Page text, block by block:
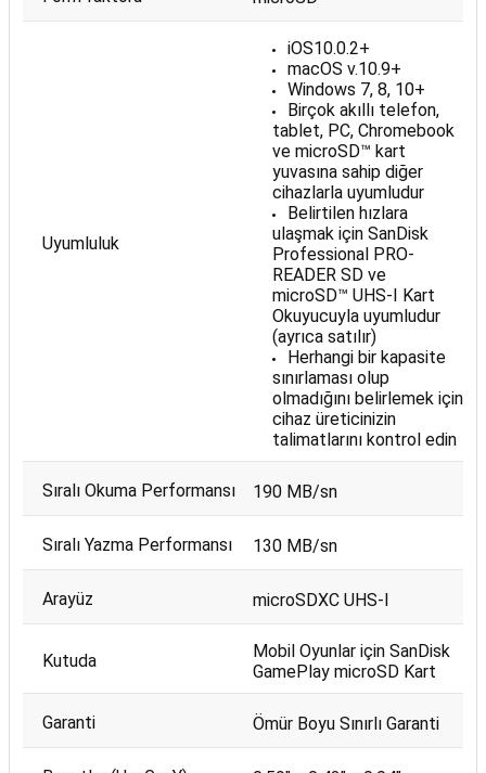
Uyumluluk
iOS10.0.2+
macOS v.10.9+
Windows 7, 8, 10+
Birçok akıllı telefon,
tablet, PC, Chromebook
ve microSD™ kart
yuvasına sahip diğer
cihazlarla uyumludur
Belirtilen hızlara
ulaşmak için SanDisk
Professional PRO-
READER SD ve
microSD™ UHS-I Kart
Okuyucuyla uyumludur
(ayrıca satılır)
Herhangi bir kapasite
sınırlaması olup
olmadığını belirlemek için
cihaz üreticinizin
talimatlarını kontrol edin
Sıralı Okuma Performansı 190 MB/sn
Sıralı Yazma Performansı 130 MB/sn
Arayüz microSDXC UHS-I
Kutuda
Mobil Oyunlar için SanDisk
GamePlay microSD Kart
Garanti Ömür Boyu Sınırlı Garanti